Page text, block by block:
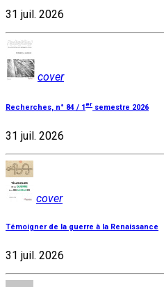
31 juil. 2026
cover
Recherches, n° 84 / 1er semestre 2026
31 juil. 2026
cover
Témoigner de la guerre à la Renaissance
31 juil. 2026